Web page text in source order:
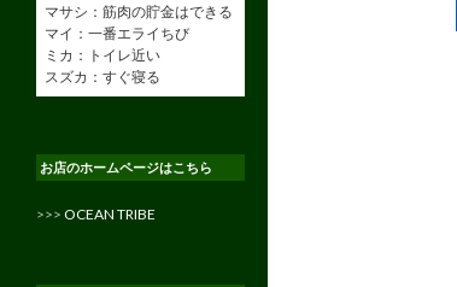
マサシ：筋肉の貯金はできる
マイ：一番エライちび
ミカ：トイレ近い
スズカ：すぐ寝る
お店のホームページはこちら
>>> OCEAN TRIBE